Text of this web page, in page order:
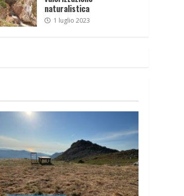
naturalistica
1 luglio 2023